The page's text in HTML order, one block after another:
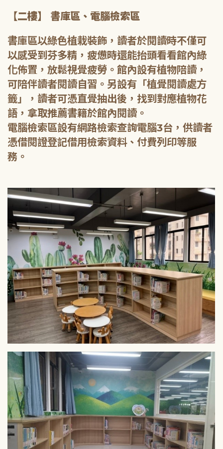
【二樓】 書庫區、電腦檢索區
書庫區以綠色植栽裝飾，讀者於閱讀時不僅可
以感受到芬多精，疲憊時還能抬頭看看館內綠
化佈置，放鬆視覺疲勞。館內設有植物陪讀，
可陪伴讀者閱讀自習。另設有「植覺閱讀處方
籤」，讀者可憑直覺抽出後，找到對應植物花
語，拿取推薦書籍於館內閱讀。
電腦檢索區設有網路檢索查詢電腦3台，供讀者
憑借閱證登記借用檢索資料、付費列印等服
務。